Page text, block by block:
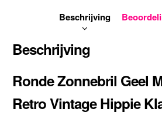
Beschrijving
Beschrijving
Ronde Zonnebril Geel
Retro Vintage Hippie